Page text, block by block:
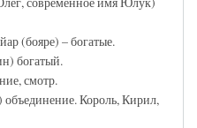
(бояре) – богатые.
богатый.
смотр.
объединение. Король, Кирил,